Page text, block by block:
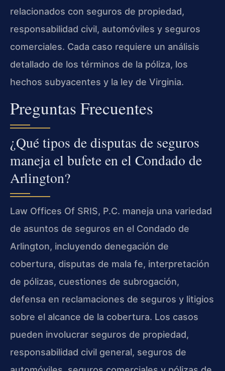
relacionados con seguros de propiedad,
responsabilidad civil, automóviles y seguros
comerciales. Cada caso requiere un análisis
detallado de los términos de la póliza, los
hechos subyacentes y la ley de Virginia.
Preguntas Frecuentes
¿Qué tipos de disputas de seguros
maneja el bufete en el Condado de
Arlington?
Law Offices Of SRIS, P.C. maneja una variedad
de asuntos de seguros en el Condado de
Arlington, incluyendo denegación de
cobertura, disputas de mala fe, interpretación
de pólizas, cuestiones de subrogación,
defensa en reclamaciones de seguros y litigios
sobre el alcance de la cobertura. Los casos
pueden involucrar seguros de propiedad,
responsabilidad civil general, seguros de